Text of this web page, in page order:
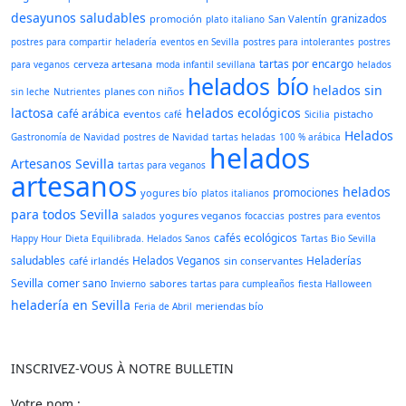
desayunos saludables promoción plato italiano San Valentín granizados
postres para compartir heladería eventos en Sevilla postres para intolerantes postres
para veganos cerveza artesana moda infantil sevillana tartas por encargo helados
sin leche Nutrientes planes con niños helados bío helados sin
lactosa café arábica eventos café helados ecológicos Sicilia pistacho
Gastronomía de Navidad postres de Navidad tartas heladas 100 % arábica Helados
Artesanos Sevilla tartas para veganos helados
artesanos yogures bío platos italianos promociones helados
para todos Sevilla salados yogures veganos focaccias postres para eventos
Happy Hour Dieta Equilibrada. Helados Sanos cafés ecológicos Tartas Bio Sevilla
saludables café irlandés Helados Veganos sin conservantes Heladerías
Sevilla comer sano Invierno sabores tartas para cumpleaños fiesta Halloween
heladería en Sevilla Feria de Abril meriendas bío
INSCRIVEZ-VOUS À NOTRE BULLETIN